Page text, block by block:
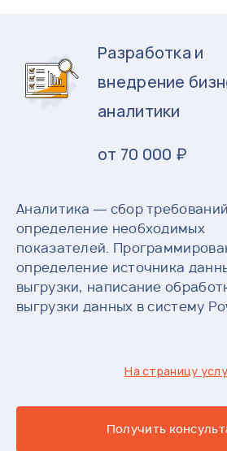
Разработка и
внедрение
аналитики
от 70 000 ₽
Аналитика — сбор
определение необходимых
показателей.
определение источника
выгрузки, написание
выгрузки данных в систему
На страницу
Получить